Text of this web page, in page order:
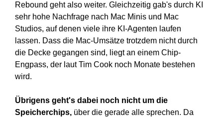
Rebound geht also weiter. Gleichzeitig gab's durch KI
sehr hohe Nachfrage nach Mac Minis und Mac
Studios, auf denen viele ihre KI-Agenten laufen
lassen. Dass die Mac-Umsätze trotzdem nicht durch
die Decke gegangen sind, liegt an einem Chip-
Engpass, der laut Tim Cook noch Monate bestehen
wird.
Übrigens geht's dabei noch nicht um die
Speicherchips, über die gerade alle sprechen. Da